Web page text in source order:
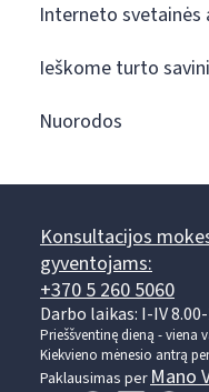
Interneto
Ieškome turto
Nuorodos
Konsultacijos
gyventojams:
+370 5 260 5060
Darbo laikas: I-IV
Prieššventinę dieną - viena
Kiekvieno mėnesio antrą
Paklausimas perMano